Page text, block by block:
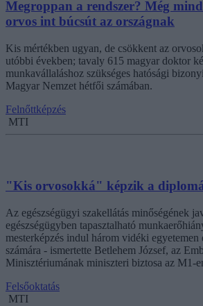
Megroppan a rendszer? Még
orvos int búcsút az országnak
Kis mértékben ugyan, de csökkent az
utóbbi években; tavaly 615 magyar doktor
munkavállaláshoz szükséges hatósági
Magyar Nemzet hétfői számában.
Felnőttképzés
MTI
"Kis orvosokká" képzik a
Az egészségügyi szakellátás minőségének
egészségügyben tapasztalható
mesterképzés indul három vidéki
számára - ismertette Betlehem József, az
Minisztériumának miniszteri biztosa az M1-
Felsőoktatás
MTI